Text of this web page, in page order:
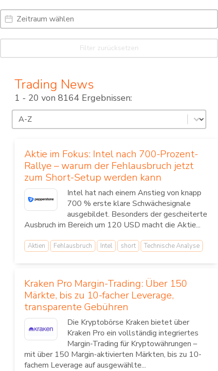
Date Range
Date
Filter zurücksetzen
Trading News
1 - 20 von 8164 Ergebnissen:
Sortierung
Sort content
Aktie im Fokus: Intel nach 700-Prozent-
Rallye – warum der Fehlausbruch jetzt
zum Short-Setup werden kann
Intel hat nach einem Anstieg von knapp
700 % erste klare Schwächesignale
ausgebildet. Besonders der gescheiterte
Ausbruch im Bereich um 120 USD macht die Aktie...
Aktien Fehlausbruch Intel short Technische Analyse
Kraken Pro Margin-Trading: Über 150
Märkte, bis zu 10-facher Leverage,
transparente Gebühren
Die Kryptobörse Kraken bietet über
Kraken Pro ein vollständig integriertes
Margin-Trading für Kryptowährungen –
mit über 150 Margin-aktivierten Märkten, bis zu 10-
fachem Leverage auf ausgewählte...